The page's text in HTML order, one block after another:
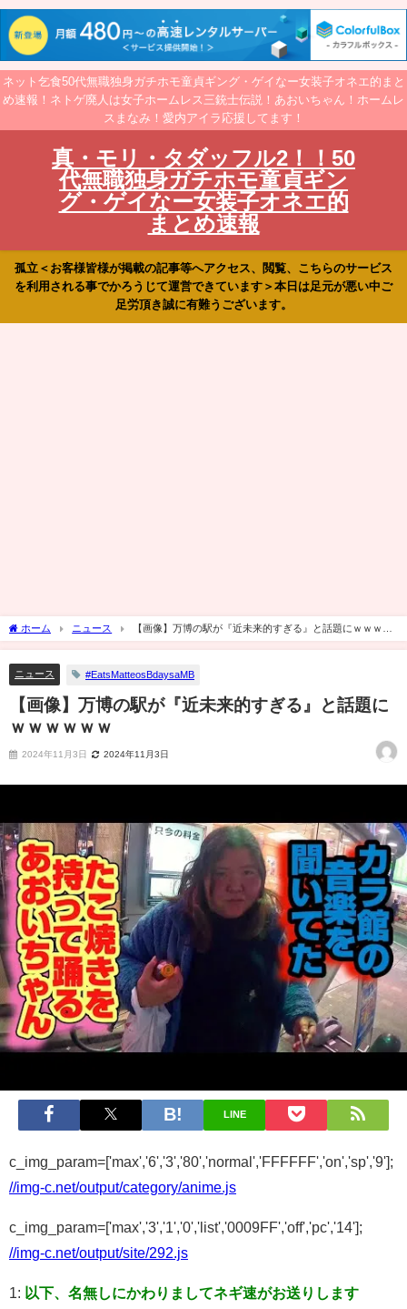
ネット乞食50代無職独身ガチホモ童貞ギング・ゲイなー女装子オネエ的まと
め速報！ネトゲ廃人は女子ホームレス三銃士伝説！あおいちゃん！ホームレ
スまなみ！愛内アイラ応援してます！
真・モリ・タダッフル2！！50
代無職独身ガチホモ童貞ギン
グ・ゲイなー女装子オネエ的
まとめ速報
孤立＜お客様皆様が掲載の記事等へアクセス、閲覧、こちらのサービス
を利用される事でかろうじて運営できています＞本日は足元が悪い中ご
足労頂き誠に有難うございます。
ホーム ニュース
【画像】万博の駅が『近未来的すぎる』と話題にｗｗｗｗ
ｗｗ
ニュース #EatsMatteosBdaysaMB
【画像】万博の駅が『近未来的すぎる』と話題に
ｗｗｗｗｗｗ
2024年11月3日 2024年11月3日
LINE
c_img_param=['max','6','3','80','normal','FFFFFF','on','sp','9'];
//img-c.net/output/category/anime.js
c_img_param=['max','3','1','0','list','0009FF','off','pc','14'];
//img-c.net/output/site/292.js
1: 以下、名無しにかわりましてネギ速がお送りします